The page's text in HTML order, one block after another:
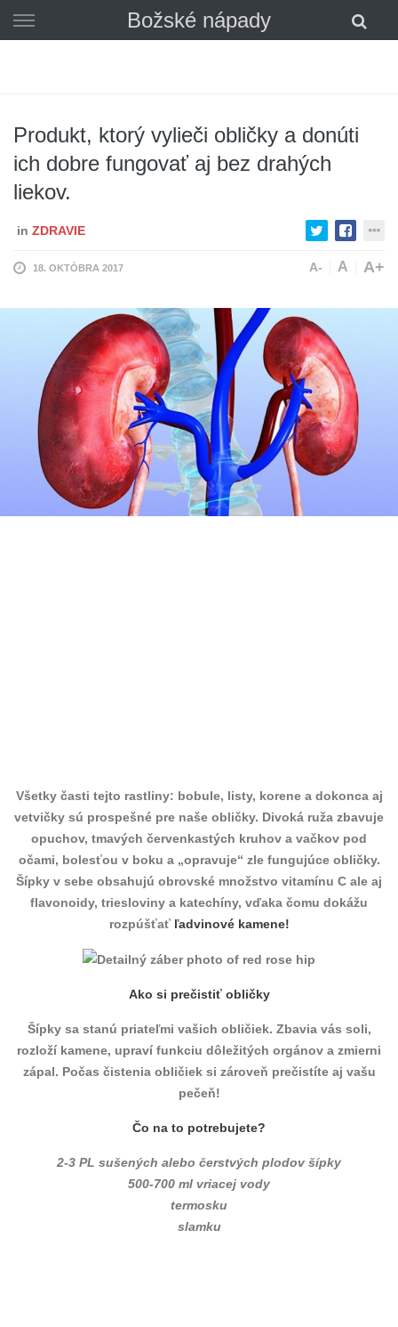
Božské nápady
to
Produkt, ktorý vylieči obličky a donúti
ich dobre fungovať aj bez drahých
liekov.
in ZDRAVIE
18. OKTÓBRA 2017 A- A A+
Všetky časti tejto rastliny: bobule, listy, korene a dokonca aj
vetvičky sú prospešné pre naše obličky. Divoká ruža zbavuje
opuchov, tmavých červenkastých kruhov a vačkov pod
očami, bolesťou v boku a „opravuje“ zle fungujúce obličky.
Šípky v sebe obsahujú obrovské množstvo vitamínu C ale aj
flavonoidy, triesloviny a katechíny, vďaka čomu dokážu
rozpúšťať ľadvinové kamene!
Ako si prečistiť obličky
Šípky sa stanú priateľmi vašich obličiek. Zbavia vás soli,
rozloží kamene, upraví funkciu dôležitých orgánov a zmierni
zápal. Počas čistenia obličiek si zároveň prečistíte aj vašu
pečeň!
Čo na to potrebujete?
2-3 PL sušených alebo čerstvých plodov šípky
500-700 ml vriacej vody
termosku
slamku